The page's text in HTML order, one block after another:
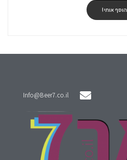
הוסף אותי!
Info@Beer7.co.il